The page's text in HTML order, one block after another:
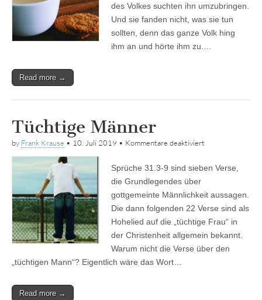
des Volkes suchten ihn umzubringen.
Und sie fanden nicht, was sie tun
sollten, denn das ganze Volk hing
ihm an und hörte ihm zu.…
Read more →
Tüchtige Männer
by Frank Krause • 10. Juli 2019 • Kommentare deaktiviert
Sprüche 31.3-9 sind sieben Verse,
die Grundlegendes über
gottgemeinte Männlichkeit aussagen.
Die dann folgenden 22 Verse sind als
Hohelied auf die „tüchtige Frau“ in
der Christenheit allgemein bekannt.
Warum nicht die Verse über den
„tüchtigen Mann“? Eigentlich wäre das Wort…
Read more →